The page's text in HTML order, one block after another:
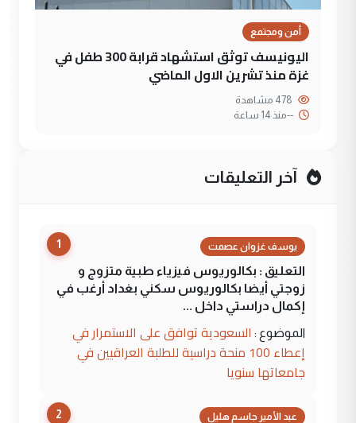
أمن ومجتمع
اليونيسف توثق استشهاد قرابة 300 طفل في
غزة منذ تشرين الاول الماضي
--منذ 14 ساعة
آخر التعليقات
1 يوسف غزوان عصمت
التعليق : بكالوريوس فيزياء طبية متزوج و
زوجتي أيضا بكالوريوس سكني بغداد أرغب في
إكمال دراستي داخل ...
الموضوع : السعودية توافق على الاستمرار في
إعطاء 100 منحة دراسية للطلبة العراقيين في
جامعاتها سنويا
2 عبد الأمير جاسم هليل